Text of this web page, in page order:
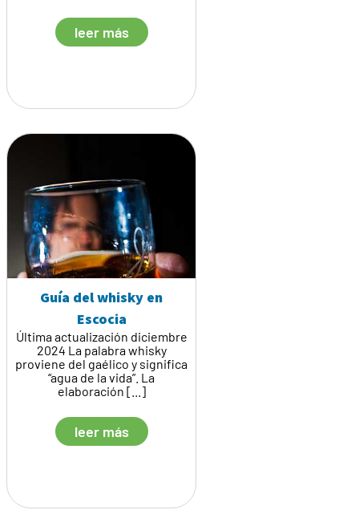
leer más
Guía del whisky en
Escocia
Última actualización diciembre
2024 La palabra whisky
proviene del gaélico y significa
“agua de la vida”. La
elaboración [...]
leer más